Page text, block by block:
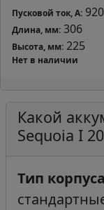
Пусковой ток, А: 920
Длина, мм: 306
Высота, мм: 225
Нет в наличии
Какой
Sequoia I
Тип